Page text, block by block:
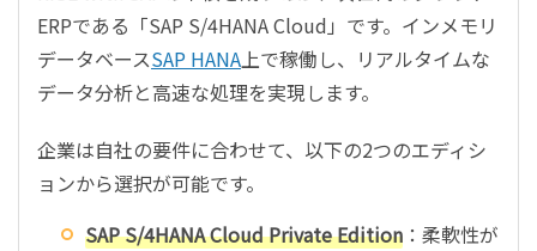
ERPである「SAP S/4HANA Cloud」です。インメモリ
データベースSAP HANA 上で稼働し、リアルタイムな
データ分析と高速な処理を実現します。
企業は自社の要件に合わせて、以下の2つのエディシ
ョンから選択が可能です。
SAP S/4HANA Cloud Private Edition ：柔軟性が